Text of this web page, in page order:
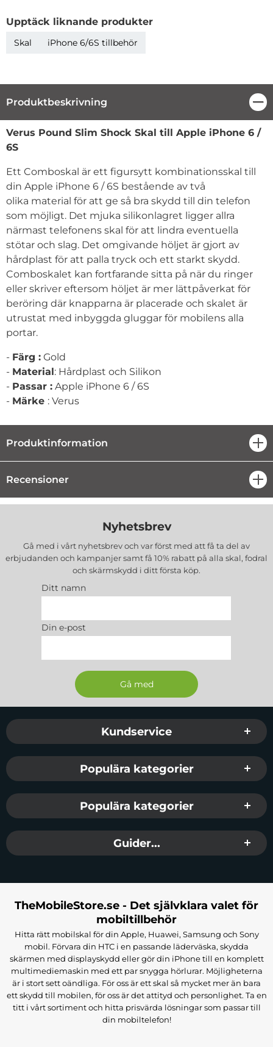
Upptäck liknande produkter
Skal iPhone 6/6S tillbehör
Produktbeskrivning
Produktbeskrivning
Verus Pound Slim Shock Skal till Apple iPhone 6 /
6S
Ett Comboskal är ett figursytt kombinationsskal till
din Apple iPhone 6 / 6S bestående av två
olika material för att ge så bra skydd till din telefon
som möjligt. Det mjuka silikonlagret ligger allra
närmast telefonens skal för att lindra eventuella
stötar och slag. Det omgivande höljet är gjort av
hårdplast för att palla tryck och ett starkt skydd.
Comboskalet kan fortfarande sitta på när du ringer
eller skriver eftersom höljet är mer lättpåverkat för
beröring där knapparna är placerade och skalet är
utrustat med inbyggda gluggar för mobilens alla
portar.
- Färg : Gold
- Material: Hårdplast och Silikon
- Passar : Apple iPhone 6 / 6S
- Märke : Verus
Produktinformation
Recensioner
Nyhetsbrev
Gå med i vårt nyhetsbrev och var först med att få ta del av
erbjudanden och kampanjer samt få 10% rabatt på alla skal, fodral
och skärmskydd i ditt första köp.
Ditt namn
Din e-post
Sidfot Blandad info och länkar
Kundservice
Populära kategorier
Populära kategorier
Guider...
TheMobileStore.se - Det självklara valet för
mobiltillbehör
Hitta rätt mobilskal för din Apple, Huawei, Samsung och Sony
mobil. Förvara din HTC i en passande läderväska, skydda
skärmen med displayskydd eller gör din iPhone till en komplett
multimediemaskin med ett par snygga hörlurar. Möjligheterna
är i stort sett oändliga. För oss är ett skal så mycket mer än bara
ett skydd till mobilen, för oss är det attityd och personlighet. Ta en
titt i vårt sortiment och hitta prisvärda lösningar som passar till
din mobiltelefon!